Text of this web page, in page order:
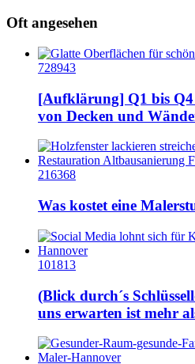
Oft angesehen
728943
[Aufklärung] Q1 bis Q4
von Decken und
216368
Was kostet eine
101813
(Blick durch´s
uns erwarten ist mehr